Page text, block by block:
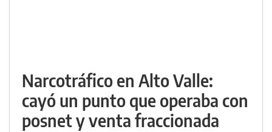
Narcotráfico en Alto Valle:
cayó un punto que operaba con
posnet y venta fraccionada